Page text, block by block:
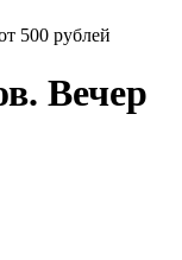
500 рублей
Вечер